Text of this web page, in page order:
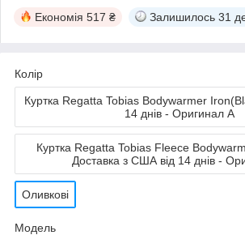
Економія 517 ₴ Залишилось 31
Колір
Куртка Regatta Tobias Bodywarmer
14 днів - Оригинал A
Куртка Regatta Tobias Fleece
Доставка з США від 14 днів -
Оливкові
Мoдель